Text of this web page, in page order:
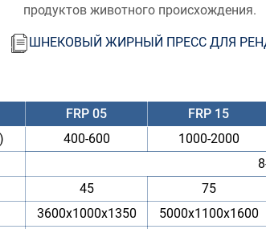
продуктов животного происхождения.
ШНЕКОВЫЙ ЖИРНЫЙ ПРЕСС ДЛЯ
FRP 05 FRP 15
400-600 1000-2000
45 75
3600x1000x1350 5000x1100x1600